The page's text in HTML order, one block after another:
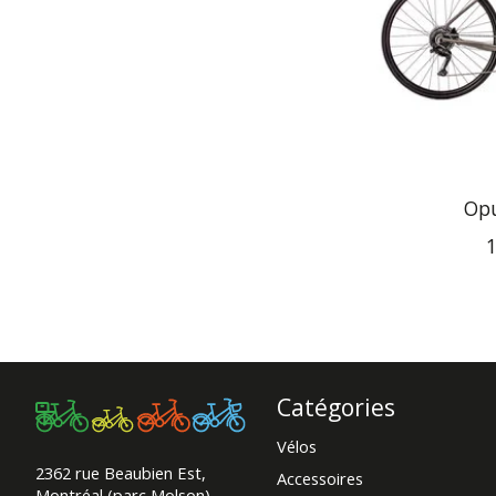
2362 rue Beaubien Est,
Catégories
Vélos
Accessoires